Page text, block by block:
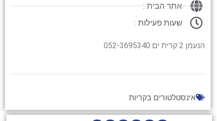
אתר הבית :
שעות פעילות :
הנעמן 2 קרית ים 052-3695340
אינסטלטורים בקריות